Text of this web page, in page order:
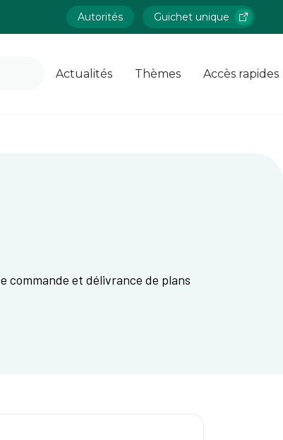
Autorités Guichet unique
Actualités Thèmes Accès rapides
commande et délivrance de plans